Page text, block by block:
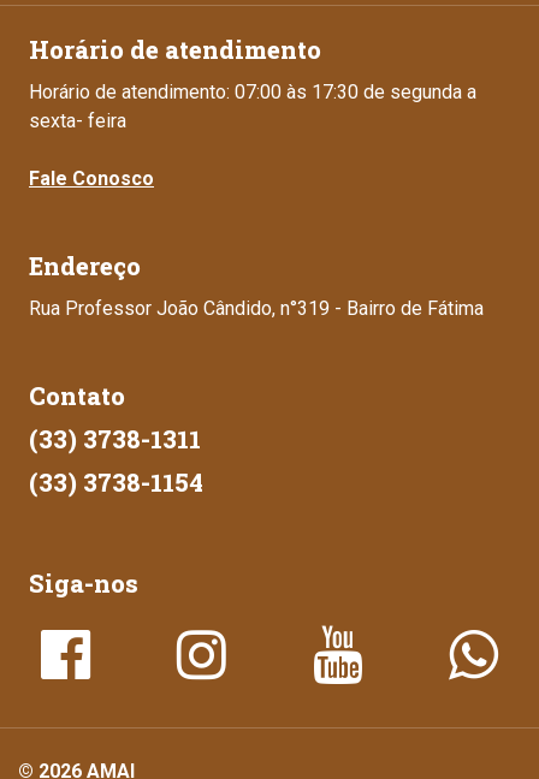
Horário de atendimento
Horário de atendimento: 07:00 às 17:30 de segunda a
sexta- feira
Fale Conosco
Endereço
Rua Professor João Cândido, n°319 - Bairro de Fátima
Contato
(33) 3738-1311
(33) 3738-1154
Siga-nos
© 2026 AMAI